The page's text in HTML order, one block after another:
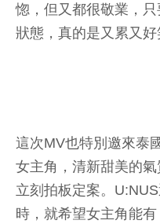
惚，但又都很敬業，
狀態，真的是又累又好
這次MV也特別邀來泰
女主角，清新甜美的
立刻拍板定案。
時，就希望女主角能